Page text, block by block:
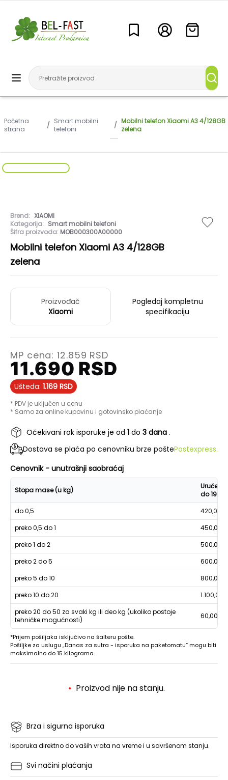
Početna
strana
/ Smart mobilni
telefoni
/ Mobilni telefon Xiaomi A3 4/128GB
zelena
Brend: XIAOMI
Kategorija: Smart mobilni telefoni
Šifra proizvoda: MOB000300A00000
Mobilni telefon Xiaomi A3 4/128GB
zelena
Proizvođač
Xiaomi
Pogledaj kompletnu
specifikaciju
MP cena:12.859 RSD
11.690 RSD
Ušteda: 1.169 RSD
* PDV je uključen u cenu
* Samo za online kupovinu i gotovinsko plaćanje
Očekivani rok isporuke je od 1 do 3 dana .
Dostava se plaća po cenovniku brze poštePostexpress.
Cenovnik - unutrašnji saobraćaj
Stopa mase (u kg)
Uručenje
do 19h
do 0,5
420,00
preko 0,5 do 1
450,00
preko 1 do 2
500,00
preko 2 do 5
600,00
preko 5 do 10
800,00
preko 10 do 20
1.100,00
preko 20 do 50 za svaki kg ili deo kg (ukoliko postoje
tehničke mogućnosti)
60,00
*Prijem pošiljaka isključivo na šalteru pošte.
Pošiljke za uslugu „Danas za sutra - isporuka na paketomatu“ mogu biti
maksimalno do 15 kilograma.
Proizvod nije na stanju.
Brza i sigurna isporuka
Isporuka direktno do vaših vrata na vreme i u savršenom stanju.
Svi načini plaćanja